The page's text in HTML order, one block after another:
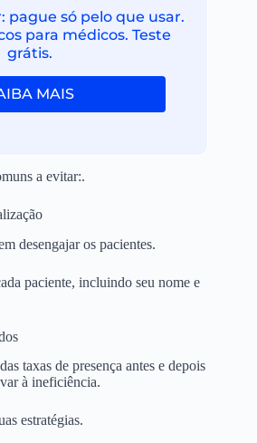
pague só pelo que usar.
para médicos. Teste
grátis.
MAIS
a evitar:.
desengajar os pacientes.
paciente, incluindo seu nome e
taxas de presença antes e depois
à ineficiência.
estratégias.